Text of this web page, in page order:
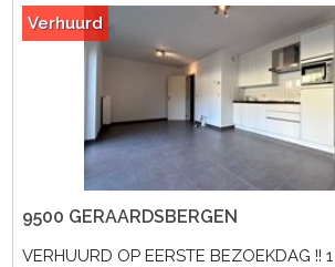
Verhuurd
9500 GERAARDSBERGEN
VERHUURD OP EERSTE BEZOEKDAG !!